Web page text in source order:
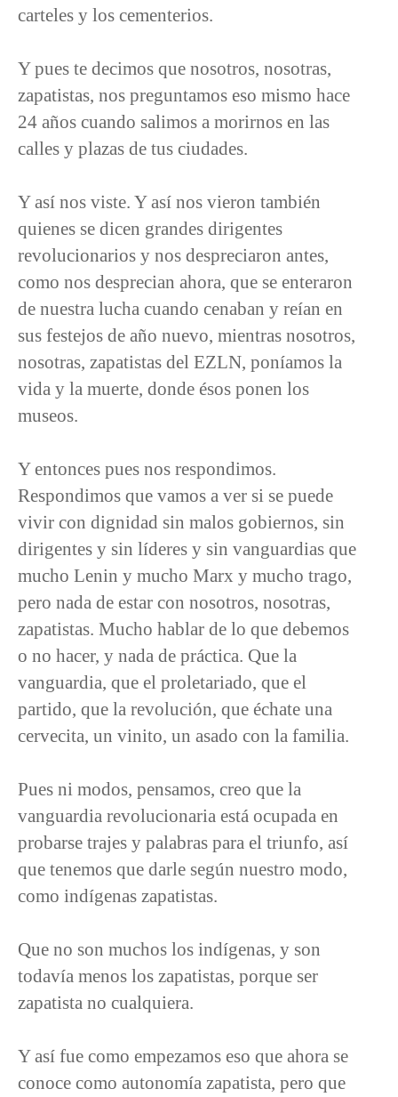
carteles y los cementerios.
Y pues te decimos que nosotros, nosotras,
zapatistas, nos preguntamos eso mismo hace
24 años cuando salimos a morirnos en las
calles y plazas de tus ciudades.
Y así nos viste. Y así nos vieron también
quienes se dicen grandes dirigentes
revolucionarios y nos despreciaron antes,
como nos desprecian ahora, que se enteraron
de nuestra lucha cuando cenaban y reían en
sus festejos de año nuevo, mientras nosotros,
nosotras, zapatistas del EZLN, poníamos la
vida y la muerte, donde ésos ponen los
museos.
Y entonces pues nos respondimos.
Respondimos que vamos a ver si se puede
vivir con dignidad sin malos gobiernos, sin
dirigentes y sin líderes y sin vanguardias que
mucho Lenin y mucho Marx y mucho trago,
pero nada de estar con nosotros, nosotras,
zapatistas. Mucho hablar de lo que debemos
o no hacer, y nada de práctica. Que la
vanguardia, que el proletariado, que el
partido, que la revolución, que échate una
cervecita, un vinito, un asado con la familia.
Pues ni modos, pensamos, creo que la
vanguardia revolucionaria está ocupada en
probarse trajes y palabras para el triunfo, así
que tenemos que darle según nuestro modo,
como indígenas zapatistas.
Que no son muchos los indígenas, y son
todavía menos los zapatistas, porque ser
zapatista no cualquiera.
Y así fue como empezamos eso que ahora se
conoce como autonomía zapatista, pero que